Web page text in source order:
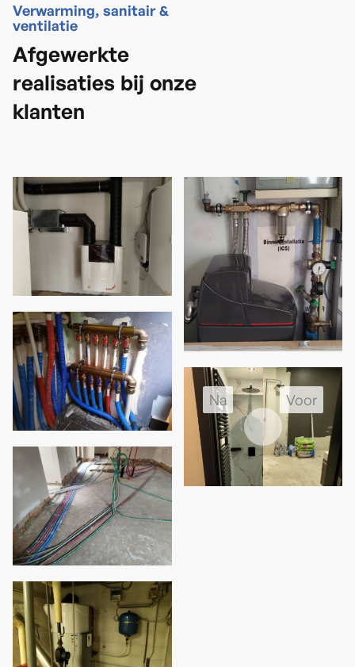
Verwarming, sanitair &
ventilatie
Afgewerkte
realisaties bij onze
klanten